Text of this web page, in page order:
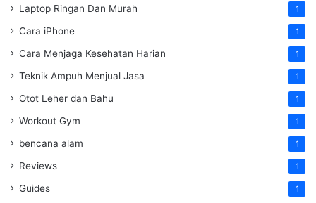
Laptop Ringan Dan Murah 1
Cara iPhone 1
Cara Menjaga Kesehatan Harian 1
Teknik Ampuh Menjual Jasa 1
Otot Leher dan Bahu 1
Workout Gym 1
bencana alam 1
Reviews 1
Guides 1